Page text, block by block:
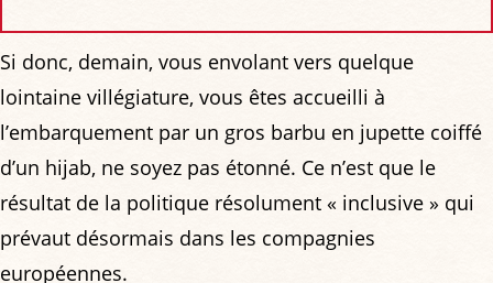
Si donc, demain, vous envolant vers quelque
lointaine villégiature, vous êtes accueilli à
l’embarquement par un gros barbu en jupette coiffé
d’un hijab, ne soyez pas étonné. Ce n’est que le
résultat de la politique résolument « inclusive » qui
prévaut désormais dans les compagnies
européennes.